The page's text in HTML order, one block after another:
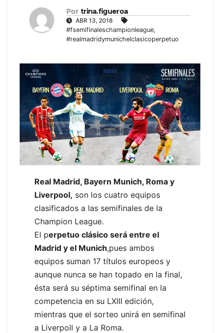
Por trina.figueroa
ABR 13, 2018
#fsemifinaleschampionleague,
#realmadridymunichelclasicoperpetuo
Real Madrid, Bayern Munich, Roma y
Liverpool, son los cuatro equipos
clasificados a las semifinales de la
Champion League.
El perpetuo clásico será entre el
Madrid y el Munich,pues ambos
equipos suman 17 títulos europeos y
aunque nunca se han topado en la final,
ésta será su séptima semifinal en la
competencia en su LXIII edición,
mientras que el sorteo unirá en semifinal
a Liverpoll y a La Roma.